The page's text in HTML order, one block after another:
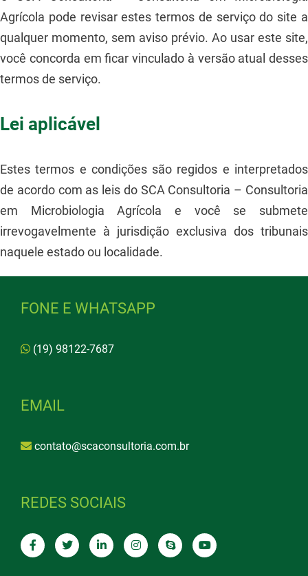
Agrícola pode revisar estes termos de serviço do site a
qualquer momento, sem aviso prévio. Ao usar este site,
você concorda em ficar vinculado à versão atual desses
termos de serviço.
Lei aplicável
Estes termos e condições são regidos e interpretados
de acordo com as leis do SCA Consultoria – Consultoria
em Microbiologia Agrícola e você se submete
irrevogavelmente à jurisdição exclusiva dos tribunais
naquele estado ou localidade.
FONE E WHATSAPP
(19) 98122-7687
EMAIL
contato@scaconsultoria.com.br
REDES SOCIAIS